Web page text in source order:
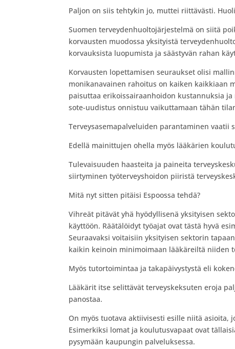
Paljon on siis tehtykin jo, muttei riittävästi.
Suomen terveydenhuoltojärjestelmä on siitä
korvausten muodossa yksityistä
korvauksista luopumista ja säästyvän rahan
Korvausten lopettamisen seuraukset olisi
monikanavainen rahoitus on kaiken kaikkiaan
paisuttaa erikoissairaanhoidon kustannuksia
sote-uudistus onnistuu vaikuttamaan tähän
Terveysasemapalveluiden parantaminen vaatii
Edellä mainittujen ohella myös lääkärien
Tulevaisuuden haasteita ja paineita
siirtyminen työterveyshoidon piiristä
Mitä nyt sitten pitäisi Espoossa tehdä?
Vihreät pitävät yhä hyödyllisenä yksityisen
käyttöön. Räätälöidyt työajat ovat tästä hyvä
Seuraavaksi voitaisiin yksityisen sektorin
kaikin keinoin minimoimaan lääkäreiltä niiden
Myös tutortoimintaa ja takapäivystystä eli
Lääkärit itse selittävät terveyskeksuten eroja
panostaa.
On myös tuotava aktiivisesti esille niitä
Esimerkiksi lomat ja koulutusvapaat ovat
pysymään kaupungin palveluksessa.